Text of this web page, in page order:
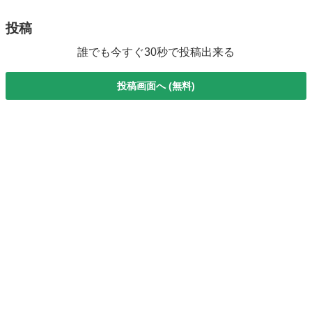
投稿
誰でも今すぐ30秒で投稿出来る
投稿画面へ (無料)